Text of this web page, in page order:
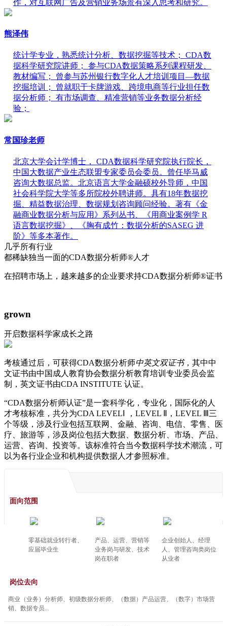
作，对互联网广告及营销业务场景有深入思考和研究。
熊泽伟
统计学专业，熟悉统计分析、数据挖掘等技术； CDA数
据科学研究院讲师； 参与CDA数据策略系列课程研发、
教材编写； 曾参与苏州银行数字化人才培训项目—数据
挖掘培训； 曾就职于卡牌游戏、跨境电商等行业担任数
据分析师； 有市场调查、精准营销等业务数据分析经
验；
常国珍老师
北京大学会计学博士， CDA数据科学研究院执行院长，
中国大数据产业生态联盟专家委员会委员。曾任毕马威
咨询大数据总监。北京语言大学金融硕校外导师，中国
社会科学院大学等多所院校外聘讲师。具有18年数据挖
掘、精益数据治理、数据规划咨询顾问经验。著有《金
融商业数据分析与应用》系列丛书、《用商业案例学 R
语言数据挖掘》、《胸有成竹：数据分析的SASEG 进
阶》等多本著作。
几乎所有行业
都稀缺独当一面的CDA数据分析师®人才
在招聘市场上，越来越多的企业要求持CDA数据分析师®证书
grown
开启数据科学家成长之路
考核通过后，可获得CDA数据分析师中英文双证书，其中中
文证书由中国成人教育协会数据分析教育培训专业委员会监
制，英文证书由CDA INSTITUTE 认证。
“CDA数据分析师认证”是一套科学化，专业化，国际化的人
才考核标准，共分为CDA LEVELⅠ ，LEVEL Ⅱ，LEVEL Ⅲ三
个等级，涉及行业包括互联网、金融、咨询、电信、零售、医
疗、旅游等，涉及岗位包括大数据、数据分析、市场、产品、
运营、咨询、投资等。该标准符合当今数据科学技术潮流，可
以为各行业企业和机构提供数据人才参照标准。
面向范围
零基础就业转行者、
应届毕业生
产品、运营、营销等
业务岗与研发、技术
岗在职者
企业创始人、经理
人、管理咨询类岗位
从业者
岗位去向
商业（业务）分析师、初级数据分析师、（数据）产品运营、（数字）市场营
销、数据专员...